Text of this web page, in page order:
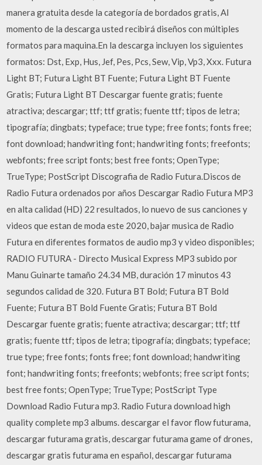
manera gratuita desde la categoría de bordados gratis, Al
momento de la descarga usted recibirá diseños con múltiples
formatos para maquina.En la descarga incluyen los siguientes
formatos: Dst, Exp, Hus, Jef, Pes, Pcs, Sew, Vip, Vp3, Xxx. Futura
Light BT; Futura Light BT Fuente; Futura Light BT Fuente
Gratis; Futura Light BT Descargar fuente gratis; fuente
atractiva; descargar; ttf; ttf gratis; fuente ttf; tipos de letra;
tipografía; dingbats; typeface; true type; free fonts; fonts free;
font download; handwriting font; handwriting fonts; freefonts;
webfonts; free script fonts; best free fonts; OpenType;
TrueType; PostScript Discografia de Radio Futura.Discos de
Radio Futura ordenados por años Descargar Radio Futura MP3
en alta calidad (HD) 22 resultados, lo nuevo de sus canciones y
videos que estan de moda este 2020, bajar musica de Radio
Futura en diferentes formatos de audio mp3 y video disponibles;
RADIO FUTURA - Directo Musical Express MP3 subido por
Manu Guinarte tamaño 24.34 MB, duración 17 minutos 43
segundos calidad de 320. Futura BT Bold; Futura BT Bold
Fuente; Futura BT Bold Fuente Gratis; Futura BT Bold
Descargar fuente gratis; fuente atractiva; descargar; ttf; ttf
gratis; fuente ttf; tipos de letra; tipografía; dingbats; typeface;
true type; free fonts; fonts free; font download; handwriting
font; handwriting fonts; freefonts; webfonts; free script fonts;
best free fonts; OpenType; TrueType; PostScript Type
Download Radio Futura mp3. Radio Futura download high
quality complete mp3 albums. descargar el favor flow futurama,
descargar futurama gratis, descargar futurama game of drones,
descargar gratis futurama en español, descargar futurama